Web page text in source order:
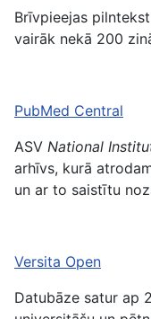
Brīvpieejas
vairāk nekā 200
PubMed Central
ASV National
arhīvs, kurā
un ar to saistītu
Versita Open
Datubāze satur ap